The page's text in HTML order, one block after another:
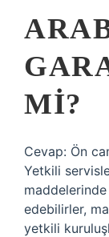
MI?
Cevap: Ön
Yetkili
edebilirler,
yetkili